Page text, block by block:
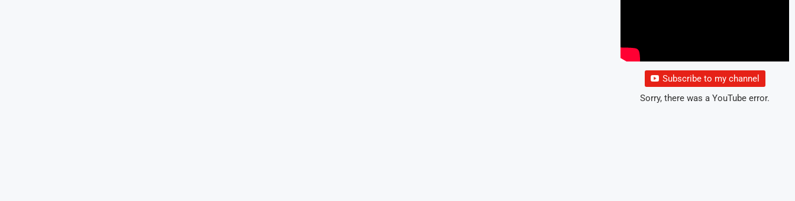
Subscribe to my channel
Sorry, there was a YouTube error.